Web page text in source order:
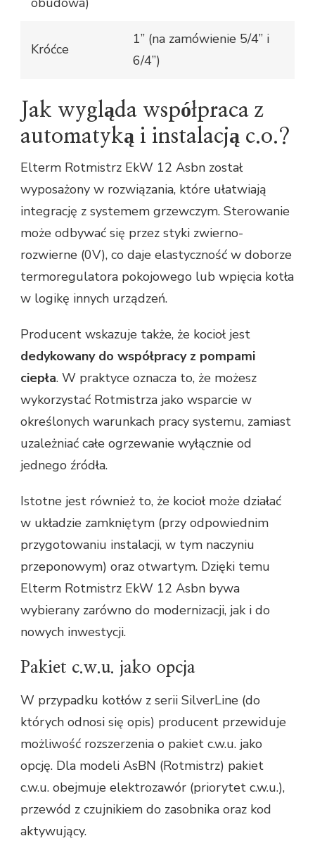
Króćce
1’’ (na zamówienie 5/4’’ i
6/4’’)
Jak wygląda współpraca z
automatyką i instalacją c.o.?
Elterm Rotmistrz EkW 12 Asbn został
wyposażony w rozwiązania, które ułatwiają
integrację z systemem grzewczym. Sterowanie
może odbywać się przez styki zwierno-
rozwierne (0V), co daje elastyczność w doborze
termoregulatora pokojowego lub wpięcia kotła
w logikę innych urządzeń.
Producent wskazuje także, że kocioł jest
dedykowany do współpracy z pompami
ciepła. W praktyce oznacza to, że możesz
wykorzystać Rotmistrza jako wsparcie w
określonych warunkach pracy systemu, zamiast
uzależniać całe ogrzewanie wyłącznie od
jednego źródła.
Istotne jest również to, że kocioł może działać
w układzie zamkniętym (przy odpowiednim
przygotowaniu instalacji, w tym naczyniu
przeponowym) oraz otwartym. Dzięki temu
Elterm Rotmistrz EkW 12 Asbn bywa
wybierany zarówno do modernizacji, jak i do
nowych inwestycji.
Pakiet c.w.u. jako opcja
W przypadku kotłów z serii SilverLine (do
których odnosi się opis) producent przewiduje
możliwość rozszerzenia o pakiet c.w.u. jako
opcję. Dla modeli AsBN (Rotmistrz) pakiet
c.w.u. obejmuje elektrozawór (priorytet c.w.u.),
przewód z czujnikiem do zasobnika oraz kod
aktywujący.